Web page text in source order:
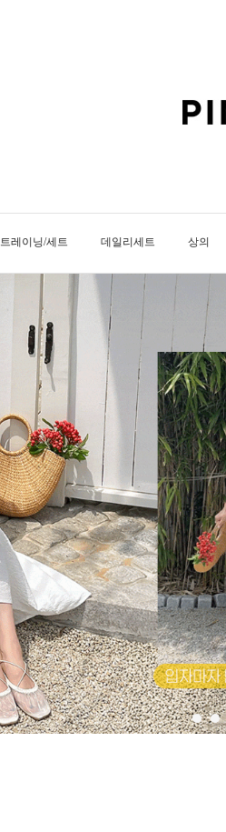
트레이닝/세트 데일리세트 상의